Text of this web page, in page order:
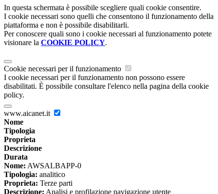
In questa schermata è possibile scegliere quali cookie consentire.
I cookie necessari sono quelli che consentono il funzionamento della
piattaforma e non è possibile disabilitarli.
Per conoscere quali sono i cookie necessari al funzionamento potete
visionare la COOKIE POLICY.
Cookie necessari per il funzionamento
I cookie necessari per il funzionamento non possono essere
disabilitati. È possibile consultare l'elenco nella pagina della cookie
policy.
www.aicanet.it
Nome
Tipologia
Proprieta
Descrizione
Durata
Nome: AWSALBAPP-0
Tipologia: analitico
Proprieta: Terze parti
Descrizione: Analisi e profilazione navigazione utente